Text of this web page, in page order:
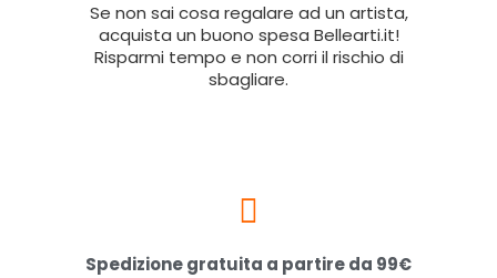
Se non sai cosa regalare ad un artista,
acquista un buono spesa Bellearti.it!
Risparmi tempo e non corri il rischio di
sbagliare.
Spedizione gratuita a partire da 99€